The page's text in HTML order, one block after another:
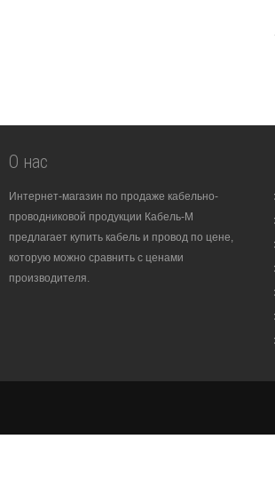
О нас
Интернет-магазин по продаже кабельно-
проводниковой продукции Кабель-М
предлагает купить кабель и провод по цене,
которую можно сравнить с ценами
производителя.